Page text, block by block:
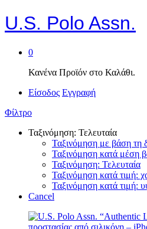
U.S. Polo Assn.
0
Κανένα Προϊόν στο Καλάθι.
Είσοδος Εγγραφή
Φίλτρο
Ταξινόμηση: Τελευταία
Ταξινόμηση με βάση τη
Ταξινόμηση κατά μέση
Ταξινόμηση: Τελευταία
Ταξινόμηση κατά τιμή:
Ταξινόμηση κατά τιμή:
Cancel